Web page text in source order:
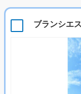
ブランシエ